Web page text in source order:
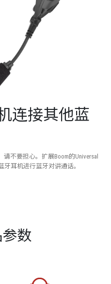
连接其他蓝
不要担心。扩展Boom的Universal
牙耳机进行蓝牙对讲通话。
数